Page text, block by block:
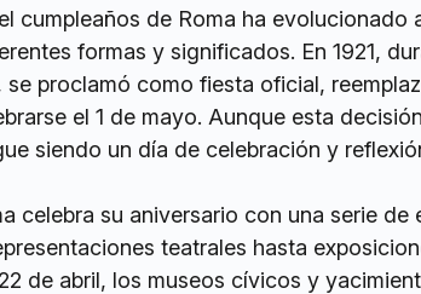
cumpleaños de Roma ha evolucionado
formas y significados. En 1921,
proclamó como fiesta oficial,
el 1 de mayo. Aunque esta
siendo un día de celebración y
celebra su aniversario con una serie de
teatrales hasta
de abril, los museos cívicos y